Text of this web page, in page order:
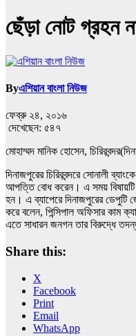
ছেঁড়া নোট গ্রহন
Byএশিয়ান বাংলা নিউজ
ফেব্রু ২৪, ২০১৬
দেখেছেন: ৫৪৭
মোহাম্মদ মানিক হোসেন,
দিনাজপুরের চিরিরবন্দরে সোনালী
আপত্তি বোধ করেন। এ সময় বিষায়টি
হন। এ ব্যাপেরে দিনাজপুরের ডেপুটি
করে বলেন, পিন্সিপাল অফিসার কাম
এতে সাধারন জনগন তার বিরুদ্ধে
Share this:
X
Facebook
Print
Email
WhatsApp